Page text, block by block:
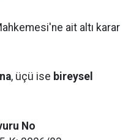
ait altı karar
, üçü ise bireysel
No